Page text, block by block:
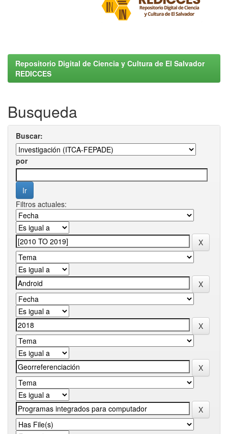
Repositorio Digital de Ciencia y Cultura de El Salvador
REDICCES
Busqueda
Buscar:
por
Filtros actuales: